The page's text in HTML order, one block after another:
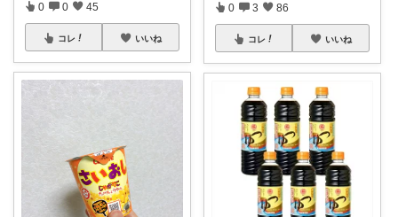
0 0 45
コレ いいね
0 3 86
コレ いいね